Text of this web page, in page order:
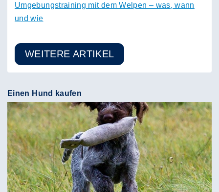
Umgebungstraining mit dem Welpen – was, wann
und wie
WEITERE ARTIKEL
Einen Hund kaufen